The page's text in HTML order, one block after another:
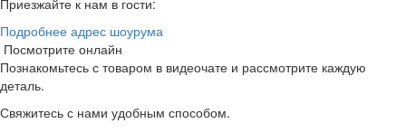
Подробнее адрес шоурума
Посмотрите онлайн
Познакомьтесь с товаром в видеочате и рассмотрите каждую
деталь.
Свяжитесь с нами удобным способом.